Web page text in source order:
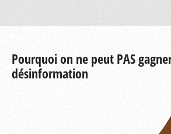
Pourquoi on ne peut PAS
désinformation